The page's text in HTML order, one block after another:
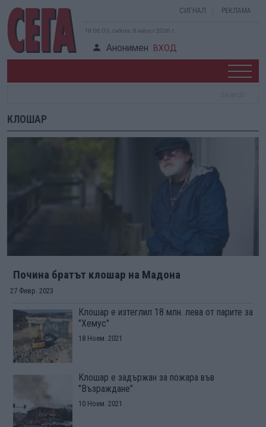
СИГНАЛ РЕКЛАМА
19:06:03, събота, 8 август 2026 г.
Анонимен ВХОД
КЛОШАР
Почина братът клошар на Мадона
27 Февр. 2023
Клошар е изтеглил 18 млн. лева от парите за
"Хемус"
18 Ноем. 2021
Клошар е задържан за пожара във
"Възраждане"
10 Ноем. 2021